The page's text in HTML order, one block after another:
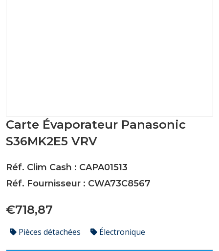
Carte Évaporateur Panasonic
S36MK2E5 VRV
Réf. Clim Cash : CAPA01513
Réf. Fournisseur : CWA73C8567
€718,87
Pièces détachées Électronique